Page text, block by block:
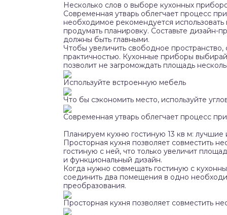
Несколько слов о выборе кухонных
Современная утварь облегчает процесс
необходимое рекомендуется
продумать планировку. Составьте дизайн-
должны быть главными.
Чтобы увеличить свободное пространство,
практичностью. Кухонные приборы
позволит не загромождать площадь
Используйте встроенную мебель
Что бы сэкономить место, используйте
Современная утварь облегчает процесс
Планируем кухню гостиную 13 кв м: лучшие
Просторная кухня позволяет совместить
гостиную с ней, что только увеличит
и функциональный дизайн.
Когда нужно совмещать гостиную с
соединить два помещения в одно
преобразования.
Просторная кухня позволяет совместить